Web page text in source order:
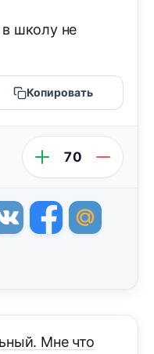
школу не
Копировать
70
Мне что